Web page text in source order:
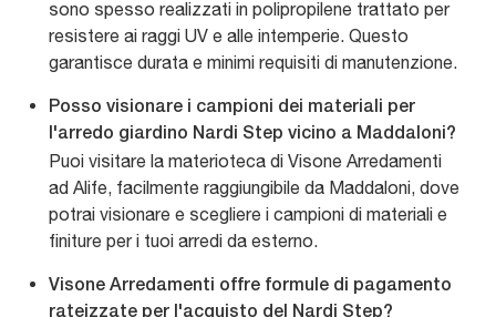
sono spesso realizzati in polipropilene trattato per
resistere ai raggi UV e alle intemperie. Questo
garantisce durata e minimi requisiti di manutenzione.
Posso visionare i campioni dei materiali per
l'arredo giardino Nardi Step vicino a Maddaloni?
Puoi visitare la materioteca di Visone Arredamenti
ad Alife, facilmente raggiungibile da Maddaloni, dove
potrai visionare e scegliere i campioni di materiali e
finiture per i tuoi arredi da esterno.
Visone Arredamenti offre formule di pagamento
rateizzate per l'acquisto del Nardi Step?